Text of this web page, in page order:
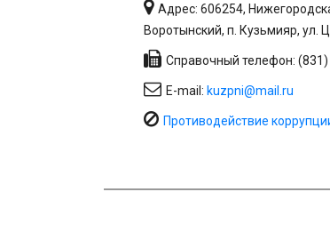
Адрес: 606254,
Воротынский, п. Кузьмияр, ул.
Справочный телефон:
E-mail: kuzpni@mail.ru
Противодействие